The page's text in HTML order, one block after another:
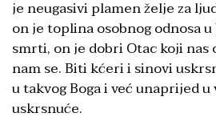
je neugasivi plamen želje za
on je toplina osobnog odnosa
smrti, on je dobri Otac koji nas
nam se. Biti kćeri i sinovi
u takvog Boga i već unaprijed
uskrsnuće.